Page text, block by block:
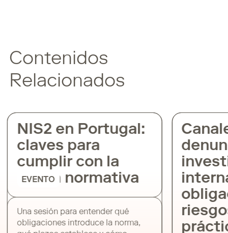
Contenidos
Relacionados
NIS2 en Portugal:
claves para
cumplir con la
nueva normativa
EVENTO
Una sesión para entender qué
obligaciones introduce la norma,